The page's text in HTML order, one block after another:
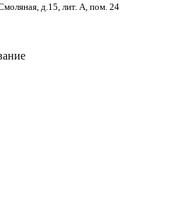
д.15, лит. А, пом. 24